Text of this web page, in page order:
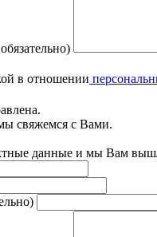
в отношении
свяжемся с Вами.
данные и мы Вам